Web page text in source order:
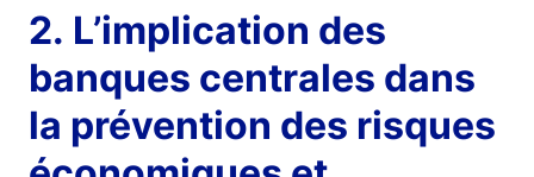
2. L’implication des
banques centrales dans
la prévention des risques